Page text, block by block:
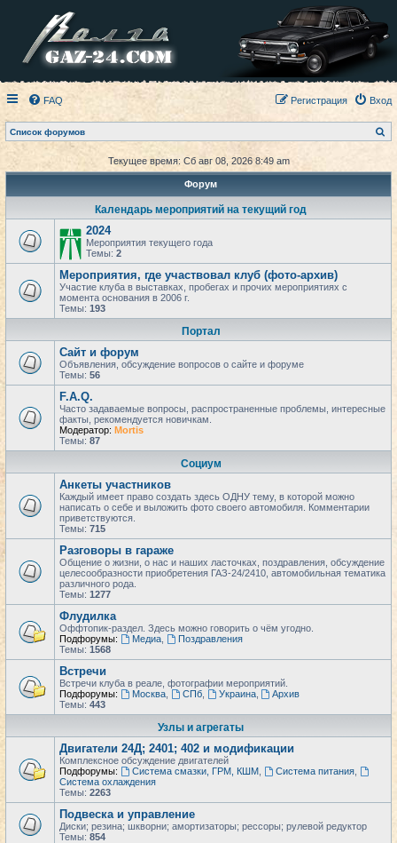
FAQ Вход
Регистрация
Список форумов
о
к
Текущее время: Сб авг 08, 2026 8:49 am
Форум
Календарь мероприятий на текущий год
2024
Мероприятия текущего года
Темы: 2
Мероприятия, где участвовал клуб (фото-архив)
Участие клуба в выставках, пробегах и прочих мероприятиях с
момента основания в 2006 г.
Темы: 193
Портал
Сайт и форум
Объявления, обсуждение вопросов о сайте и форуме
Темы: 56
F.A.Q.
Часто задаваемые вопросы, распространенные проблемы, интересные
факты, рекомендуется новичкам.
Модератор: Mortis
Темы: 87
Социум
Анкеты участников
Каждый имеет право создать здесь ОДНУ тему, в которой можно
написать о себе и выложить фото своего автомобиля. Комментарии
приветствуются.
Темы: 715
Разговоры в гараже
Общение о жизни, о нас и наших ласточках, поздравления, обсуждение
целесообразности приобретения ГАЗ-24/2410, автомобильная тематика
различного рода.
Темы: 1277
Флудилка
Оффтопик-раздел. Здесь можно говорить о чём угодно.
Подфорумы:
Медиа,
Поздравления
Темы: 1568
Встречи
Встречи клуба в реале, фотографии мероприятий.
Подфорумы:
Москва, СПб, Украина,
Архив
Темы: 443
Узлы и агрегаты
Двигатели 24Д; 2401; 402 и модификации
Комплексное обсуждение двигателей
Подфорумы:
Система смазки, ГРМ, КШМ, Система питания,
Система охлаждения
Темы: 2263
Подвеска и управление
Диски; резина; шкворни; амортизаторы; рессоры; рулевой редуктор
Темы: 854